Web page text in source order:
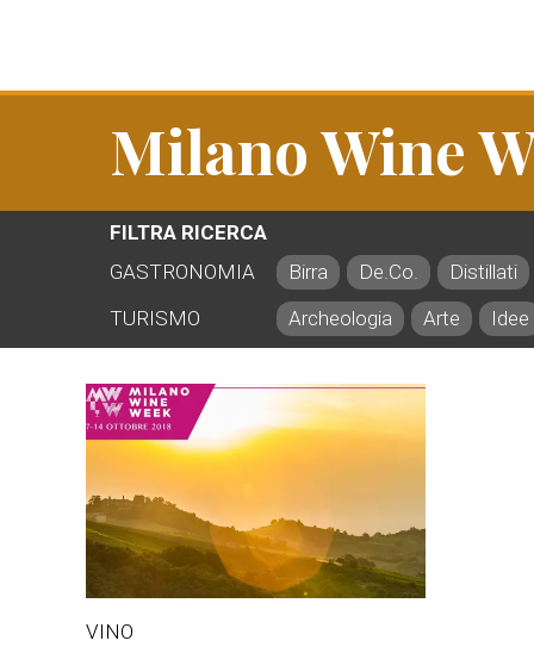
Milano Wine
FILTRA RICERCA
GASTRONOMIA
Birra De.Co.
Distillati
TURISMO
Archeologia Arte Idee
VINO